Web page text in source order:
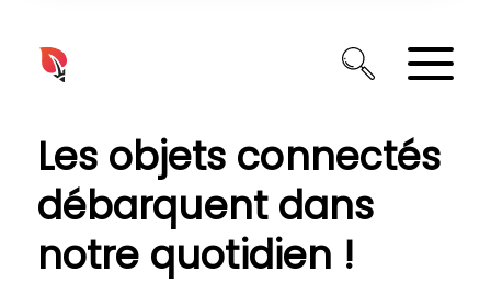
Les objets connectés
débarquent dans
notre quotidien !